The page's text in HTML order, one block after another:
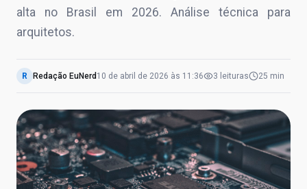
alta no Brasil em 2026. Análise técnica para
arquitetos.
R Redação EuNerd 10 de abril de 2026 às 11:36 3 leituras 25 min